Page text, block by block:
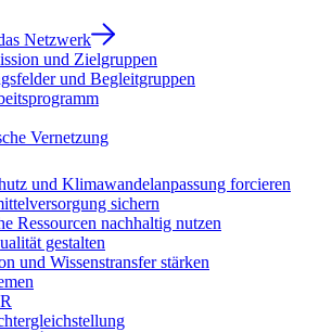
Netzwerk
und Zielgruppen
und Begleitgruppen
Vernetzung
und Klimawandelanpassung forcieren
sichern
Ressourcen nachhaltig nutzen
gestalten
und Wissenstransfer stärken